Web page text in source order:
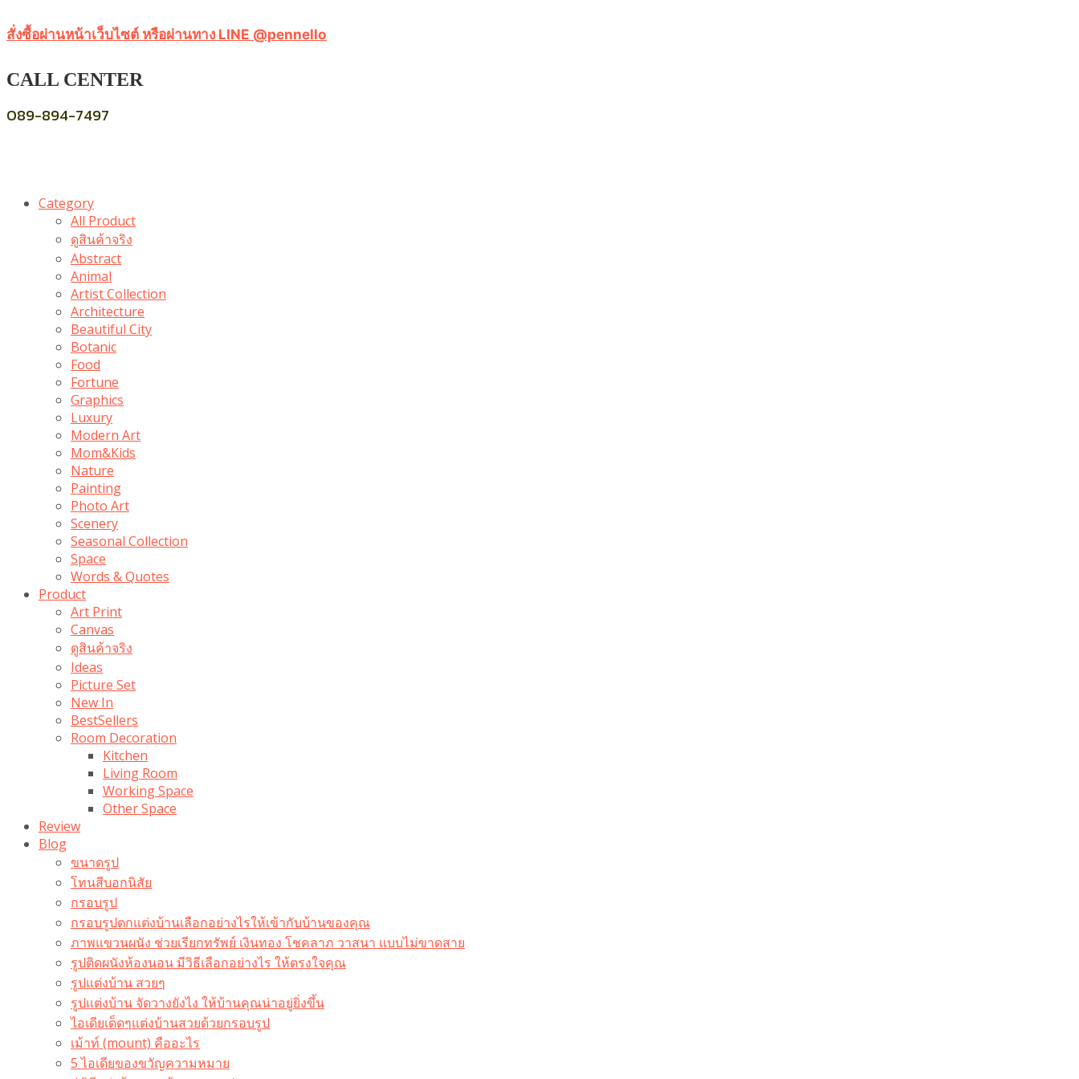
สั่งซื้อผ่านหน้าเว็บไซต์ หรือผ่านทาง LINE @pennello
CALL CENTER
089-894-7497
Category
All Product
ดูสินค้าจริง
Abstract
Animal
Artist Collection
Architecture
Beautiful City
Botanic
Food
Fortune
Graphics
Luxury
Modern Art
Mom&Kids
Nature
Painting
Photo Art
Scenery
Seasonal Collection
Space
Words & Quotes
Product
Art Print
Canvas
ดูสินค้าจริง
Ideas
Picture Set
New In
BestSellers
Room Decoration
Kitchen
Living Room
Working Space
Other Space
Review
Blog
ขนาดรูป
โทนสีบอกนิสัย
กรอบรูป
กรอบรูปตกแต่งบ้านเลือกอย่างไรให้เข้ากับบ้านของคุณ
ภาพแขวนผนัง ช่วยเรียกทรัพย์ เงินทอง โชคลาภ วาสนา แบบไม่ขาดสาย
รูปติดผนังห้องนอน มีวิธีเลือกอย่างไร ให้ตรงใจคุณ
รูปแต่งบ้าน สวยๆ
รูปแต่งบ้าน จัดวางยังไง ให้บ้านคุณน่าอยู่ยิ่งขึ้น
ไอเดียเด็ดๆแต่งบ้านสวยด้วยกรอบรูป
เม้าท์ (mount) คืออะไร​
5 ไอเดียของขวัญความหมาย